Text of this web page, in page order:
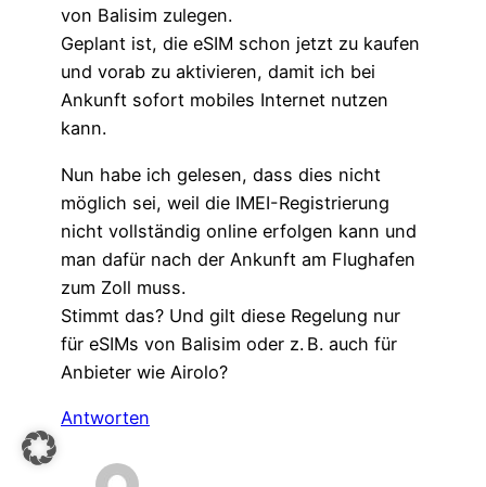
von Balisim zulegen.
Geplant ist, die eSIM schon jetzt zu kaufen
und vorab zu aktivieren, damit ich bei
Ankunft sofort mobiles Internet nutzen
kann.
Nun habe ich gelesen, dass dies nicht
möglich sei, weil die IMEI-Registrierung
nicht vollständig online erfolgen kann und
man dafür nach der Ankunft am Flughafen
zum Zoll muss.
Stimmt das? Und gilt diese Regelung nur
für eSIMs von Balisim oder z. B. auch für
Anbieter wie Airolo?
Antworten